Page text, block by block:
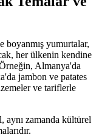
boyanmış yumurtalar,
her ülkenin kendine
Almanya'da
jambon ve patates
ve tariflerle
aynı zamanda kültürel